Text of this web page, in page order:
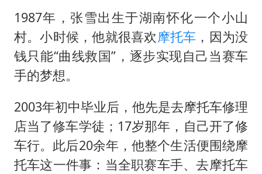
1987年，张雪出生于湖南怀化一个小山
村。小时候，他就很喜欢摩托车 ，因为没
钱只能“曲线救国”，逐步实现自己当赛车
手的梦想。
2003年初中毕业后，他先是去摩托车修理
店当了修车学徒；17岁那年，自己开了修
车行。此后20余年，他整个生活便围绕摩
托车这一件事：当全职赛车手、去摩托车